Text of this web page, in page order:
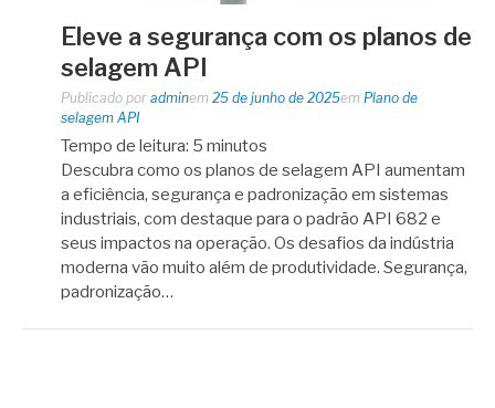
Eleve a segurança com os planos de
selagem API
Publicado por adminem 25 de junho de 2025em Plano de
selagem API
Tempo de leitura: 5 minutos
Descubra como os planos de selagem API aumentam
a eficiência, segurança e padronização em sistemas
industriais, com destaque para o padrão API 682 e
seus impactos na operação. Os desafios da indústria
moderna vão muito além de produtividade. Segurança,
padronização…